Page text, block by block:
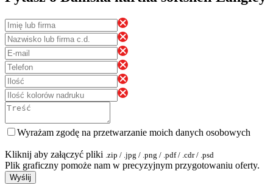
Wyrażam zgodę na przetwarzanie moich danych osobowych
Kliknij aby załączyć pliki .zip / .jpg / .png / .pdf / .cdr / .psd
Plik graficzny pomoże nam w precyzyjnym przygotowaniu oferty.
Wyślij